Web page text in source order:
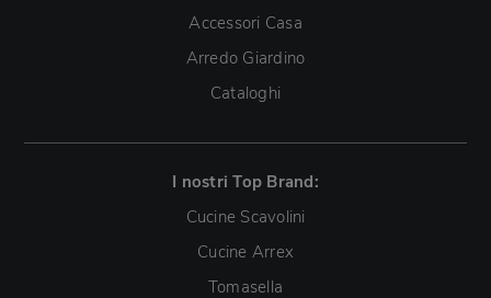
Accessori Casa
Arredo Giardino
Cataloghi
I nostri Top Brand:
Cucine Scavolini
Cucine Arrex
Tomasella